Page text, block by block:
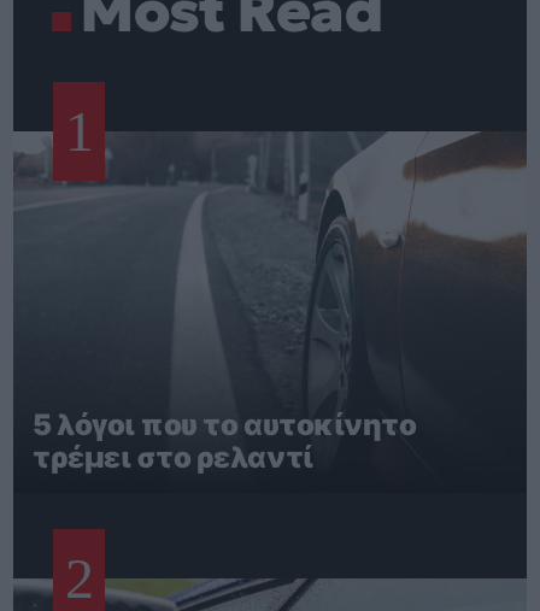
1
5 λόγοι που το αυτοκίνητο
τρέμει στο ρελαντί
2